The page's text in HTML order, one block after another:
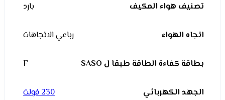
تصنيف هواء المكيف بارد
اتجاه الهواء رباعي الاتجاهات
بطاقة كفاءة الطاقة طبقا ل SASO F
الجهد الكهربائي 230 فولت